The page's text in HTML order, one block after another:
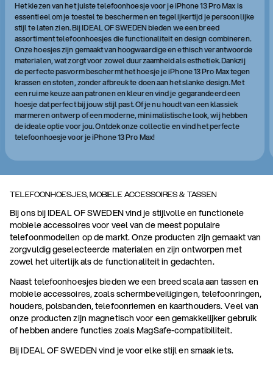
Het kiezen van het juiste telefoonhoesje voor je iPhone 13 Pro Max is
essentieel om je toestel te beschermen en tegelijkertijd je persoonlijke
stijl te laten zien. Bij IDEAL OF SWEDEN bieden we een breed
assortiment telefoonhoesjes die functionaliteit en design combineren.
Onze hoesjes zijn gemaakt van hoogwaardige en ethisch verantwoorde
materialen, wat zorgt voor zowel duurzaamheid als esthetiek. Dankzij
de perfecte pasvorm beschermt het hoesje je iPhone 13 Pro Max tegen
krassen en stoten, zonder afbreuk te doen aan het slanke design. Met
een ruime keuze aan patronen en kleuren vind je gegarandeerd een
hoesje dat perfect bij jouw stijl past. Of je nu houdt van een klassiek
marmeren ontwerp of een moderne, minimalistische look, wij hebben
de ideale optie voor jou. Ontdek onze collectie en vind het perfecte
telefoonhoesje voor je iPhone 13 Pro Max!
TELEFOONHOESJES, MOBIELE ACCESSOIRES & TASSEN
Bij ons bij IDEAL OF SWEDEN vind je stijlvolle en functionele
mobiele accessoires voor veel van de meest populaire
telefoonmodellen op de markt. Onze producten zijn gemaakt van
zorgvuldig geselecteerde materialen en zijn ontworpen met
zowel het uiterlijk als de functionaliteit in gedachten.
Naast telefoonhoesjes bieden we een breed scala aan tassen en
mobiele accessoires, zoals schermbeveiligingen, telefoonringen,
houders, polsbanden, telefoonriemen en kaarthouders. Veel van
onze producten zijn magnetisch voor een gemakkelijker gebruik
of hebben andere functies zoals MagSafe-compatibiliteit.
Bij IDEAL OF SWEDEN vind je voor elke stijl en smaak iets.